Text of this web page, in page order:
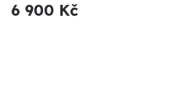
6 900 Kč